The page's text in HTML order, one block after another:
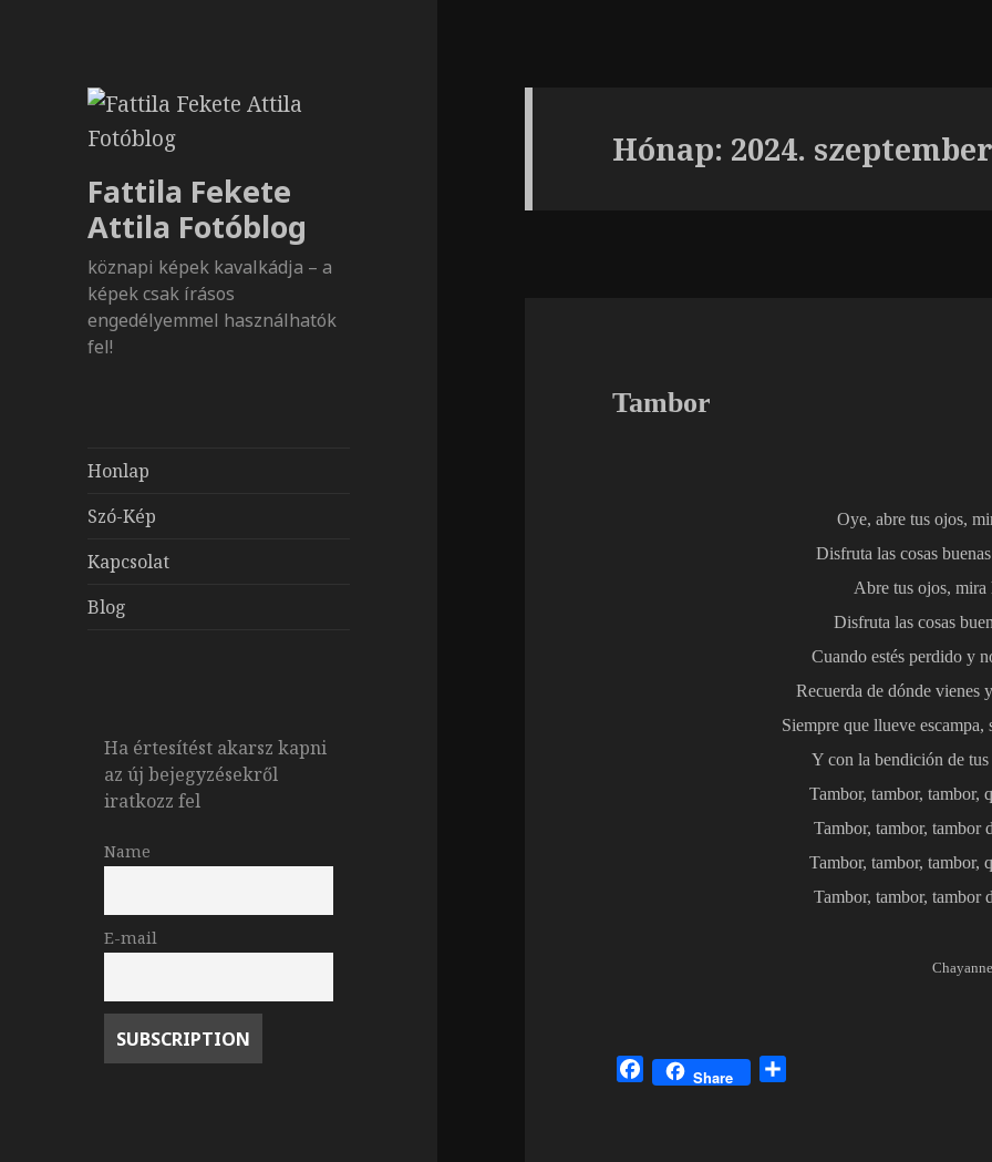
Fattila Fekete
Attila Fotóblog
köznapi képek kavalkádja – a
képek csak írásos
engedélyemmel használhatók
fel!
Honlap
Szó-Kép
Kapcsolat
Blog
Ha értesítést akarsz kapni
az új bejegyzésekről
iratkozz fel
Name
E-mail
Hónap: 2024.
Tambor
Oye, abre tus ojos,
Disfruta las cosas
Abre tus ojos, mira
Disfruta las cosas
Cuando estés perdido y
Recuerda de dónde vienes
Siempre que llueve escampa,
Y con la bendición de tus
Tambor, tambor, tambor,
Tambor, tambor, tambor
Tambor, tambor, tambor,
Tambor, tambor, tambor
F
Share